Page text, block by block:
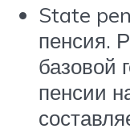
State
пенсия.
базовой
пенсии